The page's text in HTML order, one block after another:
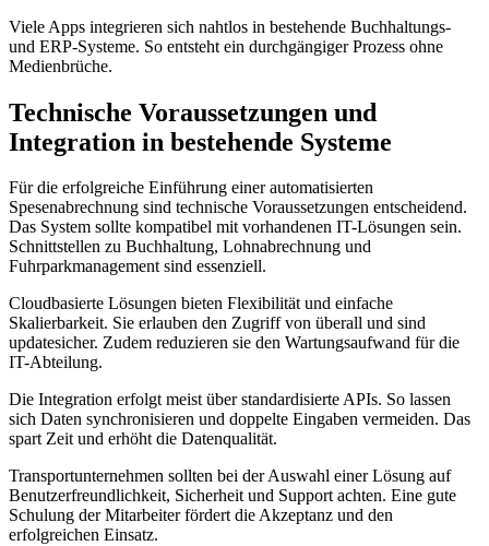
Viele Apps integrieren sich nahtlos in bestehende Buchhaltungs-
und ERP-Systeme. So entsteht ein durchgängiger Prozess ohne
Medienbrüche.
Technische Voraussetzungen und
Integration in bestehende Systeme
Für die erfolgreiche Einführung einer automatisierten
Spesenabrechnung sind technische Voraussetzungen entscheidend.
Das System sollte kompatibel mit vorhandenen IT-Lösungen sein.
Schnittstellen zu Buchhaltung, Lohnabrechnung und
Fuhrparkmanagement sind essenziell.
Cloudbasierte Lösungen bieten Flexibilität und einfache
Skalierbarkeit. Sie erlauben den Zugriff von überall und sind
updatesicher. Zudem reduzieren sie den Wartungsaufwand für die
IT-Abteilung.
Die Integration erfolgt meist über standardisierte APIs. So lassen
sich Daten synchronisieren und doppelte Eingaben vermeiden. Das
spart Zeit und erhöht die Datenqualität.
Transportunternehmen sollten bei der Auswahl einer Lösung auf
Benutzerfreundlichkeit, Sicherheit und Support achten. Eine gute
Schulung der Mitarbeiter fördert die Akzeptanz und den
erfolgreichen Einsatz.